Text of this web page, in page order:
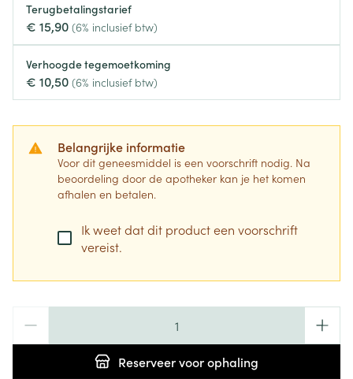
Terugbetalingstarief
€ 15,90 (6% inclusief btw)
Verhoogde tegemoetkoming
€ 10,50 (6% inclusief btw)
Belangrijke informatie
Voor dit geneesmiddel is een voorschrift nodig. Na
beoordeling door de apotheker kan je het komen
afhalen en betalen.
Ik weet dat dit product een voorschrift
vereist.
Reserveervoor ophaling